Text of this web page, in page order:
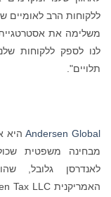
ללקוחות הרב לאומיים
משלימה את
לנו לספק ללקוחות
תלויים".
Andersen Globalהיא
מבחינה משפטית